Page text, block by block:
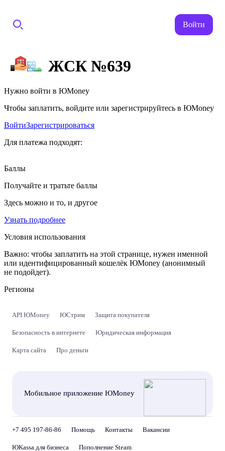
Войти
ЖСК №639
Нужно войти в ЮMoney
Чтобы заплатить, войдите или зарегистрируйтесь в ЮMoney
ВойтиЗарегистрироваться
Для платежа подходят:
Баллы
Получайте и тратьте баллы
Здесь можно и то, и другое
Узнать подробнее
Условия использования
Важно: чтобы заплатить на этой странице, нужен именной
или идентифицированный кошелёк ЮMoney (анонимный
не подойдет).
Регионы
API ЮMoney ЮСтрим Защита покупателя
Безопасность в интернете Юридическая информация
Карта сайта Про деньги
Мобильное приложение ЮMoney
+7 495 197-86-86 Помощь Контакты Вакансии
ЮKassa для бизнеса Пополнение Steam